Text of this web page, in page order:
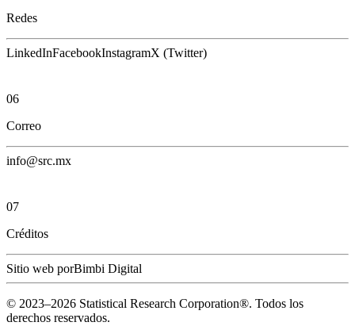
Redes
LinkedInFacebookInstagramX (Twitter)
06
Correo
info@src.mx
07
Créditos
Sitio web porBimbi Digital
© 2023–2026 Statistical Research Corporation®. Todos los
derechos reservados.